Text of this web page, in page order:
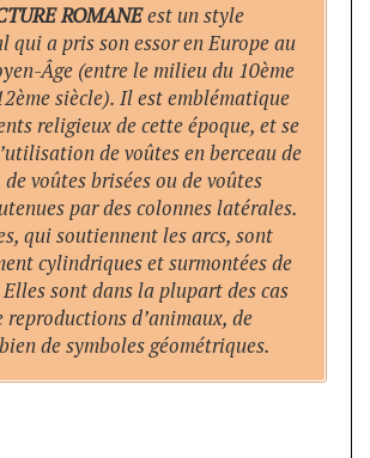
ROMANEest un style
qui a pris son essor en Europe au
Âge (entre le milieu du 10ème
siècle). Il est emblématique
religieux de cette époque, et se
de voûtes en berceau de
voûtes brisées ou de voûtes
par des colonnes latérales.
qui soutiennent les arcs, sont
cylindriques et surmontées de
sont dans la plupart des cas
reproductions d’animaux, de
de symboles géométriques.